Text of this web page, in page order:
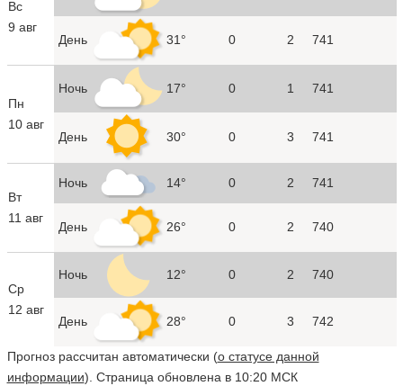
Вс
9 авг
День 31° 0 2 741
Пн
10 авг
Ночь 17° 0 1 741
День 30° 0 3 741
Вт
11 авг
Ночь 14° 0 2 741
День 26° 0 2 740
Ср
12 авг
Ночь 12° 0 2 740
День 28° 0 3 742
Прогноз рассчитан автоматически (о статусе данной
информации). Страница обновлена в 10:20 МСК